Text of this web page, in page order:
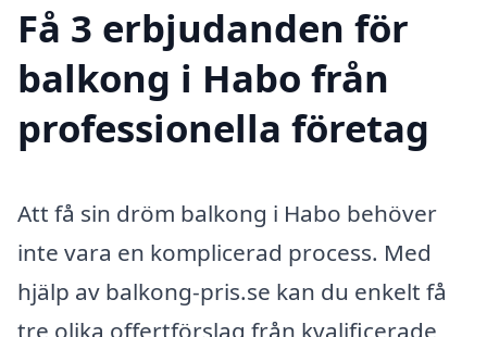
Få 3 erbjudanden för
balkong i Habo från
professionella företag
Att få sin dröm balkong i Habo behöver
inte vara en komplicerad process. Med
hjälp av balkong-pris.se kan du enkelt få
tre olika offertförslag från kvalificerade